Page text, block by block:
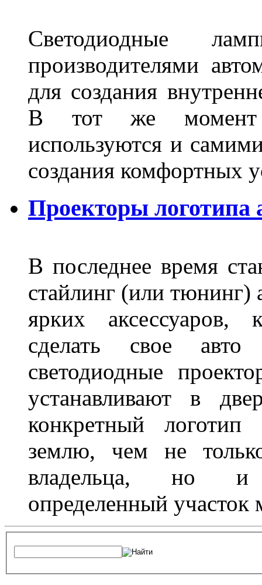
Светодиодные
производителями
для создания
В тот же момент
используются и
создания комфортных
Проекторы логотипа
В последнее время
стайлинг (или тюнинг)
ярких аксессуаров,
сделать свое
светодиодные
устанавливают в
конкретный логотип
землю, чем не
владельца, но и
определенный участок